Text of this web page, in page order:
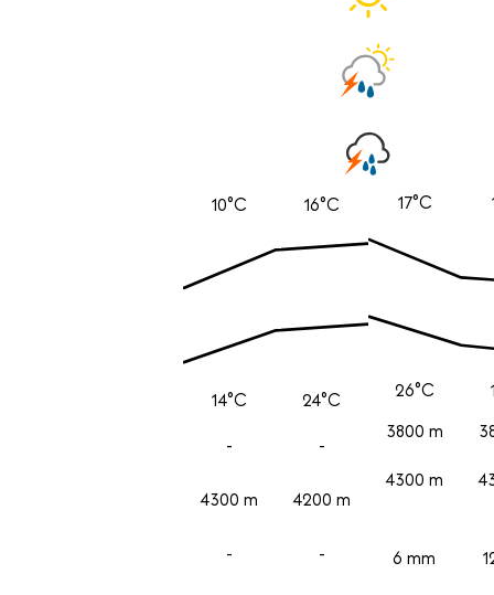
10°C
14°C
-
4300 m
-
16°C
24°C
-
4200 m
-
17°C
26°C
3800 m
4300 m
6 mm